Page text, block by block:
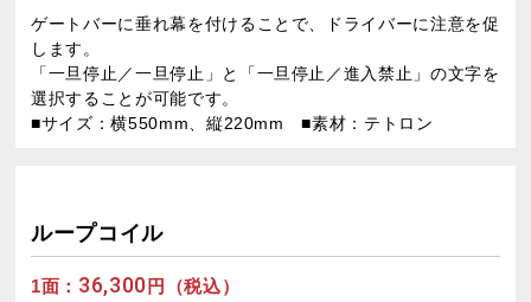
ゲートバーに垂れ幕を付けることで、ドライバーに注意を促
します。
「一旦停止／一旦停止」と「一旦停止／進入禁止」の文字を
選択することが可能です。
■サイズ：横550mm、縦220mm ■素材：テトロン
ループコイル
1面： 36,300 円（税込）